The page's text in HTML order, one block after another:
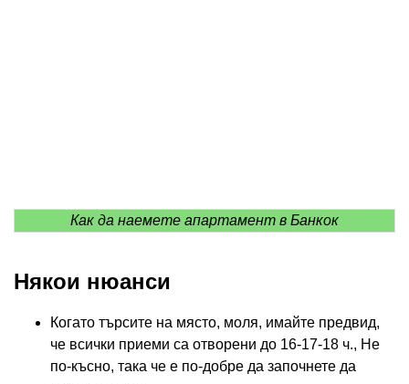
Как да наемете апартамент в Банкок
Някои нюанси
Когато търсите на място, моля, имайте предвид,
че всички приеми са отворени до 16-17-18 ч., Не
по-късно, така че е по-добре да започнете да